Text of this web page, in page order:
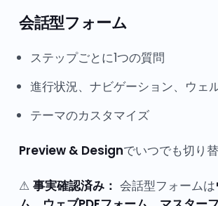
会話型フォーム
ステップごとに1つの質問
進行状況、ナビゲーション、ウェ
テーマのカスタマイズ
Preview & Designでいつでも切り替
⚠ 事実確認済み： 会話型フォームは